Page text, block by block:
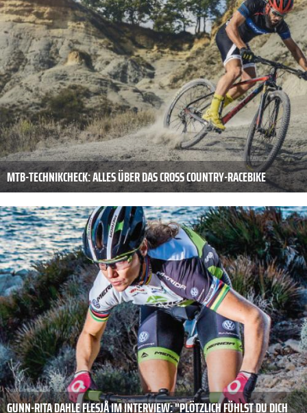
MTB-TECHNIKCHECK: ALLES ÜBER DAS CROSS COUNTRY-RACEBIKE
GUNN-RITA DAHLE FLESJÅ IM INTERVIEW: "PLÖTZLICH FÜHLST DU DICH